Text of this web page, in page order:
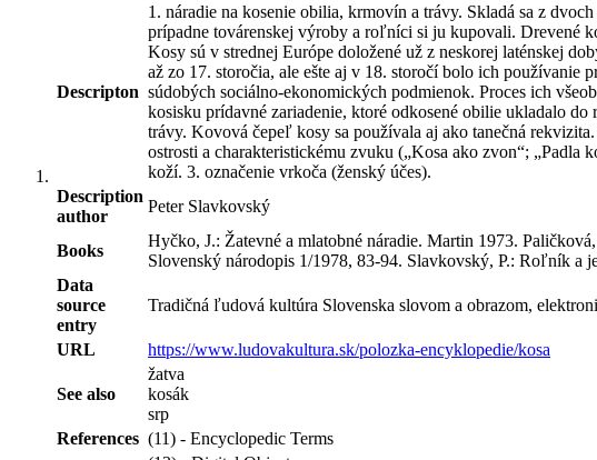
Descripton
1. náradie na kosenie obilia, krmovín a trávy. Skladá sa z
prípadne továrenskej výroby a roľníci si ju kupovali. Drevené
Kosy sú v strednej Európe doložené už z neskorej laténskej
až zo 17. storočia, ale ešte aj v 18. storočí bolo ich
súdobých sociálno-ekonomických podmienok. Proces ich
kosisku prídavné zariadenie, ktoré odkosené obilie ukladalo
trávy. Kovová čepeľ kosy sa používala aj ako tanečná
ostrosti a charakteristickému zvuku („Kosa ako zvon“; „Padla
koží. 3. označenie vrkoča (ženský účes).
Description
author
Peter Slavkovský
Books
Hyčko, J.: Žatevné a mlatobné náradie. Martin 1973.
Slovenský národopis 1/1978, 83-94. Slavkovský, P.: Roľník a
Data
source
entry
Tradičná ľudová kultúra Slovenska slovom a obrazom,
URL https://www.ludovakultura.sk/polozka-encyklopedie/kosa
See also
žatva
kosák
srp
References (11) - Encyclopedic Terms